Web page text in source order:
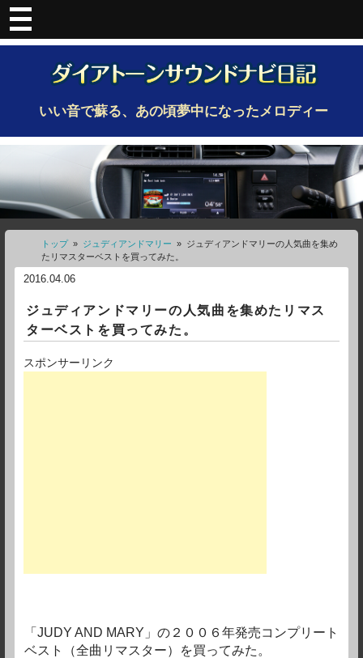
いい音で蘇る、あの頃夢中になったメロディー
トップ» ジュディアンドマリー » ジュディアンドマリーの人気曲を集め
たリマスターベストを買ってみた。
2016.04.06
ジュディアンドマリーの人気曲を集めたリマス
ターベストを買ってみた。
スポンサーリンク
「JUDY AND MARY」の２００６年発売コンプリート
ベスト（全曲リマスター）を買ってみた。